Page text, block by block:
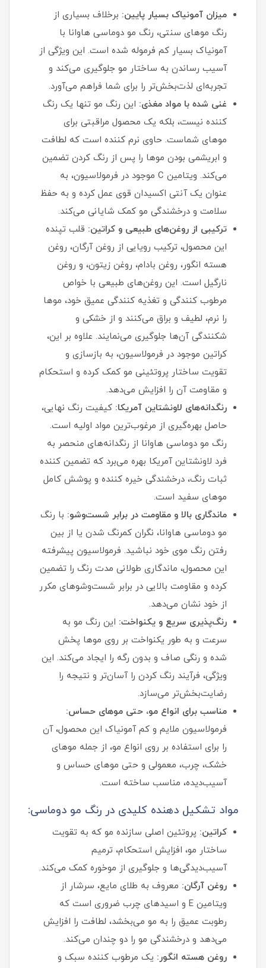
میزان آمونیاک بسیار پایین: برخلاف بسیاری از
رنگ موهای سنتی، رنگ مو دوماسی هاوانا با
آمونیاک بسیار کم فرموله شده است. این ویژگی از
آسیب رساندن به ساختار مو جلوگیری می‌کند و
تجربه‌ای لذت‌بخش‌تر را برای شما فراهم می‌آورد.
غنی شده با مواد مغذی: این رنگ مو تنها یک رنگ‌
کننده نیست، بلکه یک محصول مراقبتی برای
موهای شماست. حاوی نرم‌ کننده است که لطافت
و ابریشمی بودن موها را پس از رنگ کردن تضمین
می‌کند. ویتامین C موجود در فرمولاسیون، به
عنوان یک آنتی‌ اکسیدان قوی عمل کرده و به حفظ
سلامت و درخشندگی مو کمک شایانی می‌کند.
ترکیبی از روغن‌های طبیعی و کراتین: قلب تپنده
این محصول، ترکیب رویایی از روغن آرگان، روغن
هسته انگور، روغن بادام، روغن زیتون، و روغن
نارگیل است. این روغن‌های طبیعی با خواص
مرطوب‌ کنندگی و تغذیه‌ کنندگی عمیق خود، موها
را نرم، لطیف و براق می‌کنند و از خشکی و
شکنندگی آن‌ها جلوگیری می‌نمایند. علاوه بر این،
کراتین موجود در فرمولاسیون، به بازسازی و
تقویت ساختار پروتئینی مو کمک کرده و استحکام
و مقاومت آن را افزایش می‌دهد.
رنگدانه‌های لاونشتاین آمریکا: کیفیت رنگ نهایی،
حاصل بهره‌گیری از مرغوب‌ترین مواد اولیه است.
رنگ مو دوماسی هاوانا از رنگدانه‌های منحصر به
فرد لاونشتاین آمریکا بهره می‌برد که تضمین‌ کننده
ثبات رنگ، درخشندگی خیره‌ کننده و پوشش کامل
موهای سفید است.
ماندگاری بالا و مقاومت در برابر شست‌وشو: با رنگ
مو دوماسی هاوانا، نگران کمرنگ شدن یا از بین
رفتن رنگ موی خود نباشید. فرمولاسیون پیشرفته
این محصول، ماندگاری طولانی‌ مدت رنگ را تضمین
کرده و مقاومت بالایی در برابر شست‌وشوهای مکرر
از خود نشان می‌دهد.
رنگ‌پذیری سریع و یکنواخت: این رنگ مو به
سرعت و به طور یکنواخت بر روی موها پخش
شده و رنگی صاف و بدون رگه را ایجاد می‌کند. این
ویژگی، فرآیند رنگ کردن را آسان‌تر و نتیجه را
رضایت‌بخش‌تر می‌سازد.
مناسب برای انواع مو، حتی موهای حساس:
فرمولاسیون ملایم و کم‌ آمونیاک این محصول، آن
را برای استفاده بر روی انواع مو، از جمله موهای
خشک، چرب، معمولی و حتی موهای حساس و
آسیب‌دیده، مناسب ساخته است.
مواد تشکیل دهنده کلیدی در رنگ مو دوماسی:
کراتین: پروتئین اصلی سازنده مو که به تقویت
ساختار مو، افزایش استحکام، ترمیم
آسیب‌دیدگی‌ها و جلوگیری از موخوره کمک می‌کند.
روغن آرگان: معروف به طلای مایع، سرشار از
ویتامین E و اسیدهای چرب ضروری است که
رطوبت عمیق را به مو می‌بخشد، لطافت را افزایش
می‌دهد و درخشندگی مو را دو چندان می‌کند.
روغن هسته انگور: یک مرطوب‌ کننده سبک و